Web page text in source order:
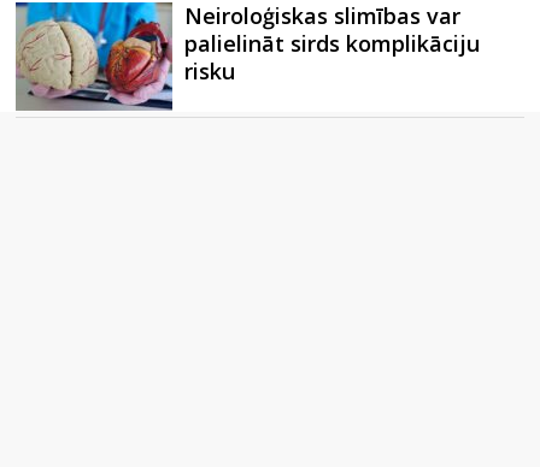
Neiroloģiskas slimības var
palielināt sirds komplikāciju
risku